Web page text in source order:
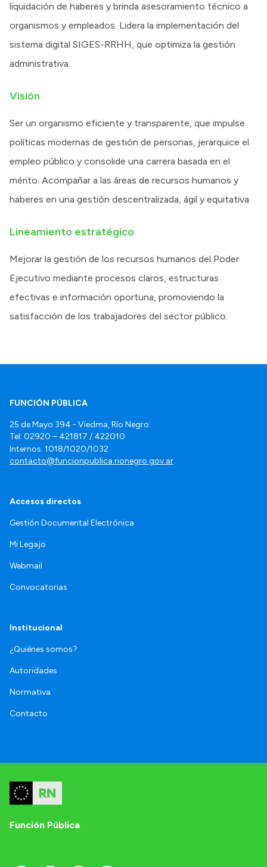
liquidación de haberes y brinda asesoramiento técnico a
organismos y empleados. Lidera la implementación del
sistema digital SIGES-RRHH, que optimiza la gestión
administrativa.
Visión
Ser un organismo eficiente y transparente, que impulse
políticas modernas de gestión de personas, jerarquice el
empleo público y consolide una carrera basada en el
mérito. Acompañar a las áreas de recursos humanos y
haberes en una gestión descentralizada, ágil y equitativa.
Lineamiento estratégico
Mejorar la gestión de los recursos humanos del Poder
Ejecutivo mediante procesos claros, estructuras
efectivas e información oportuna, promoviendo la
satisfacción de los trabajadores del sector público.
FUNCIÓN PÚBLICA
25 de Mayo 394 - Viedma, Río Negro
Tel: 02920 – 421817 / 422010
Internos: 1018/1020/1032
contacto@funcionpublica.rionegro.gov.ar
Accesos directos
Gestión Documental Electrónica
Mi Legajo
Webmail
Convocatorias
Institucional
¿Quiénes somos?
Autoridades
Normativa
Contacto
Función Pública